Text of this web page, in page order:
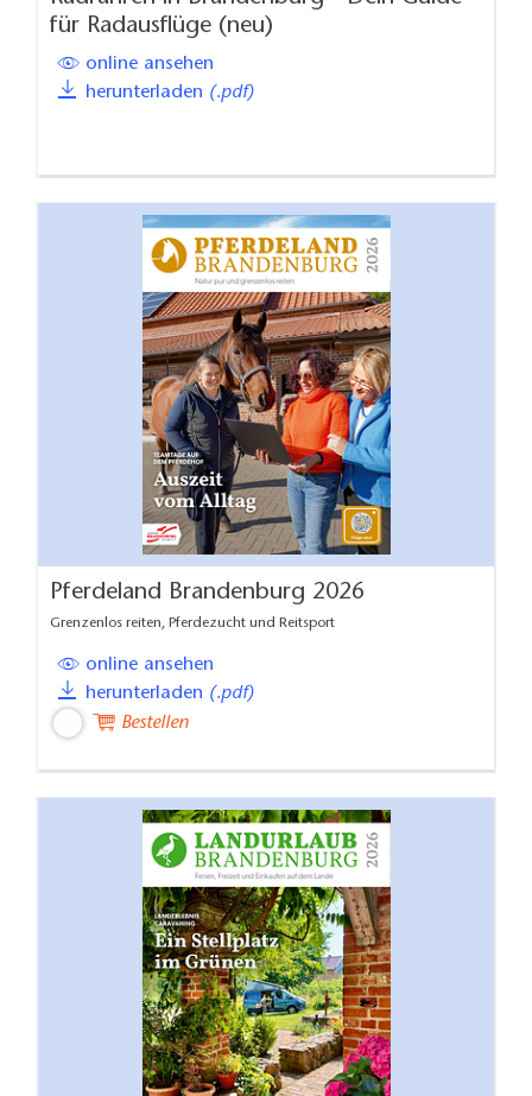
für Radausflüge (neu)
online ansehen
herunterladen (.pdf)
Pferdeland Brandenburg 2026
Grenzenlos reiten, Pferdezucht und Reitsport
online ansehen
herunterladen (.pdf)
Bestellen